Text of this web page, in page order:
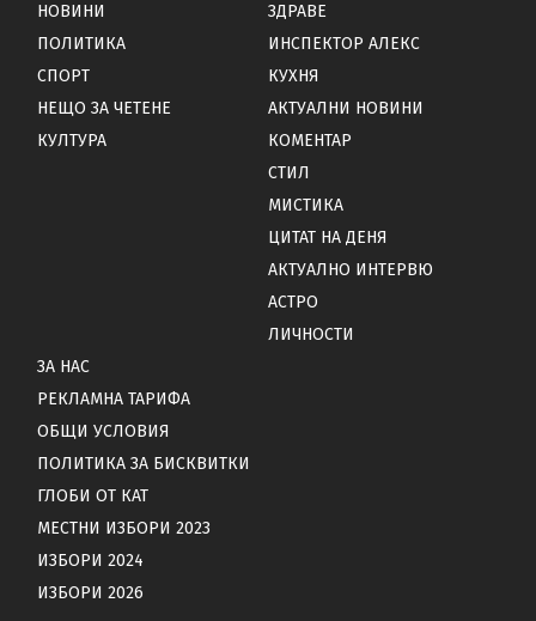
НОВИНИ
ПОЛИТИКА
СПОРТ
НЕЩО ЗА ЧЕТЕНЕ
КУЛТУРА
ЗДРАВЕ
ИНСПЕКТОР АЛЕКС
КУХНЯ
АКТУАЛНИ НОВИНИ
КОМЕНТАР
СТИЛ
МИСТИКА
ЦИТАТ НА ДЕНЯ
АКТУАЛНО ИНТЕРВЮ
АСТРО
ЛИЧНОСТИ
ЗА НАС
РЕКЛАМНА ТАРИФА
ОБЩИ УСЛОВИЯ
ПОЛИТИКА ЗА БИСКВИТКИ
ГЛОБИ ОТ КАТ
МЕСТНИ ИЗБОРИ 2023
ИЗБОРИ 2024
ИЗБОРИ 2026